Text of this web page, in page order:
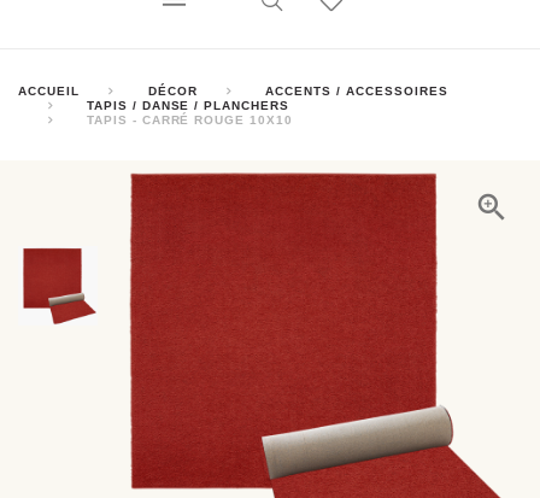
ACCUEIL DÉCOR
ACCENTS / ACCESSOIRES
TAPIS / DANSE / PLANCHERS
TAPIS - CARRÉ ROUGE 10X10